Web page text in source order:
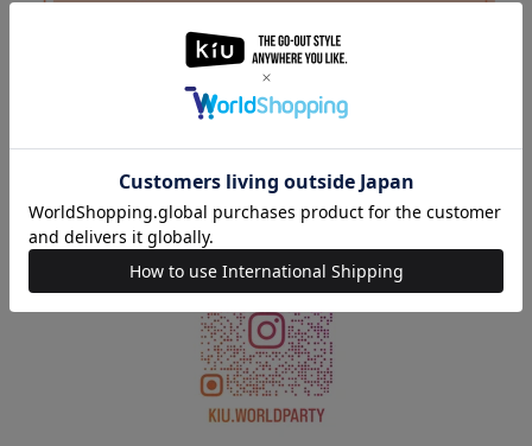
▶︎ ARABAKI ROCK FEST.24 公式HP
▶︎KiU Official Instagram